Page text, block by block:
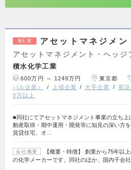
NEW アセットマネジメン
アセットマネジメント・ヘッジ
積水化学工業
600万円 ～ 1249万円 東京都
バル企業）
上場企業 大手企業 英
0万以上
■同社にてアセットマネジメント事業の立ち上
動産取得・期中運用・開発等に知見の深い方を
賃貸住宅、オ…
会社概要
【概要・特徴】 創業から75年以
の化学メーカーです。同社のほか、国内子会